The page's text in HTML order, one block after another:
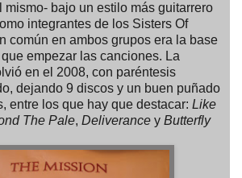
mismo- bajo un estilo más guitarrero
integrantes de los Sisters Of
común en ambos grupos era la base
empezar las canciones. La
en el 2008, con paréntesis
dejando 9 discos y un buen puñado
entre los que hay que destacar: Like
The Pale, Deliverance y Butterfly